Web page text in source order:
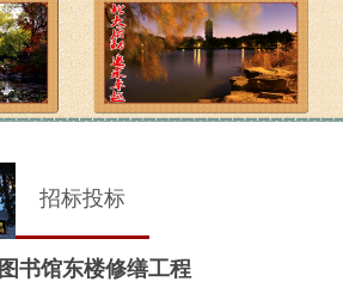
招标投标
书馆东楼修缮工程